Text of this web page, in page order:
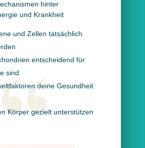
hinter
und Krankheit
und Zellen tatsächlich
entscheidend für
sind
deine Gesundheit
Körper gezielt unterstützen